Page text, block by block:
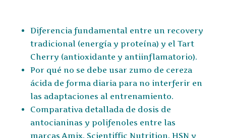
Diferencia fundamental entre un recovery
tradicional (energía y proteína) y el Tart
Cherry (antioxidante y antiinflamatorio).
Por qué no se debe usar zumo de cereza
ácida de forma diaria para no interferir en
las adaptaciones al entrenamiento.
Comparativa detallada de dosis de
antocianinas y polifenoles entre las
marcas Amix, Scientiffic Nutrition, HSN y